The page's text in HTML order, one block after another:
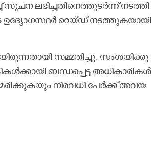
സൂ​ച​ന ല​ഭി​ച്ച​തി​നെ​ത്തു​ട​ർ​ന്ന് ന​ട​ത്തി​
ഉ​ദ്യോ​ഗ​സ്ഥ​ർ റെ​യ്ഡ് ന​ട​ത്തു​ക​യാ​യി​
സ​മ്മ​തി​ച്ചു. സം​ശ​യി​ക്കു​
ബ​ന്ധ​പ്പെ​ട്ട അ​ധി​കാ​രി​ക​ൾ​
മ​രി​ക്കു​ക​യും നി​ര​വ​ധി പേ​ർ​ക്ക് അ​വ​യ​